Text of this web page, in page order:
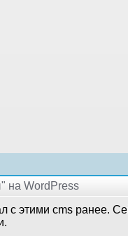
на WordPress
с этими cms ранее.